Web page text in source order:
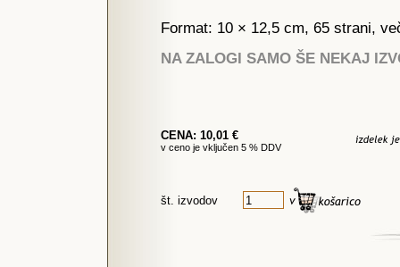
Format: 10 × 12,5 cm, 65 strani,
NA ZALOGI SAMO ŠE NEKAJ
CENA: 10,01 €
v ceno je vključen 5 % DDV
št. izvodov